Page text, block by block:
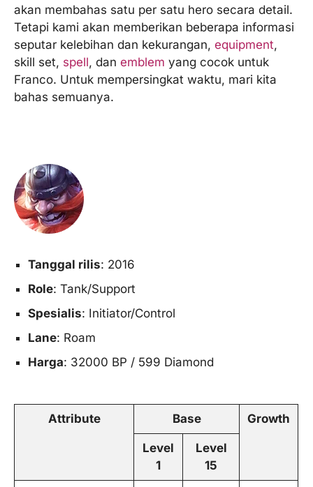
akan membahas satu per satu hero secara detail.
Tetapi kami akan memberikan beberapa informasi
seputar kelebihan dan kekurangan, equipment,
skill set, spell, dan emblem yang cocok untuk
Franco. Untuk mempersingkat waktu, mari kita
bahas semuanya.
Tanggal rilis: 2016
Role: Tank/Support
Spesialis: Initiator/Control
Lane: Roam
Harga: 32000 BP / 599 Diamond
Attribute Base Growth
Level
1
Level
15